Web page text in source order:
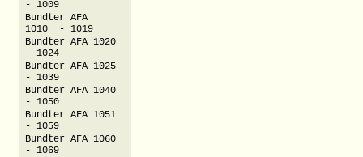
- 1009
Bundter AFA
1010 - 1019
Bundter AFA 1020
- 1024
Bundter AFA 1025
- 1039
Bundter AFA 1040
- 1050
Bundter AFA 1051
- 1059
Bundter AFA 1060
- 1069